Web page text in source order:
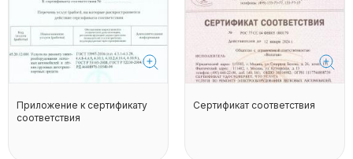
Приложение к сертификату
соответствия
Сертификат соответствия